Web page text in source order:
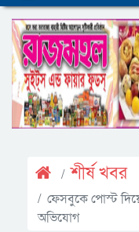
শীর্ষ খবর
ফেসবুকে পোস্ট
অভিযোগ